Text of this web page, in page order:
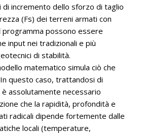
incremento dello sforzo di taglio
(Fs) dei terreni armati con
programma possono essere
input nei tradizionali e più
di stabilità.
matematico simula ciò che
questo caso, trattandosi di
assolutamente necessario
che la rapidità, profondità e
radicali dipende fortemente dalle
locali (temperature,